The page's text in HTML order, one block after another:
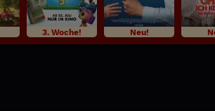
3. Woche! Neu!